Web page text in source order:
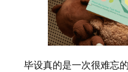
毕设真的是一次很难忘